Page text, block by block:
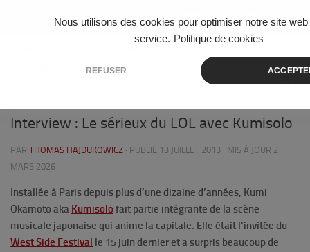
Nous utilisons des cookies pour optimiser notre site web
service. Politique de cookies
REFUSER
Skip to content
0
Interview : Le sérieux du LOL avec Kumisolo
PAR THOMAS HAJDUKOWICZ · PUBLIÉ 13 JUILLET 2013 · MIS À JOUR 2
MARS 2026
Installée à Paris depuis plus d’une dizaine d’années, Kumi
Okamoto aka Kumisolofait partie intégrante de la scène
musicale japonaise qui anime la capitale. Elle était l’invitée du
West Side Festival le 15 juin dernier et a surpris beaucoup de